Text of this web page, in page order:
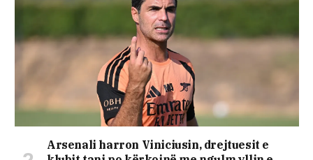
Arsenali harron Viniciusin, drejtuesit e